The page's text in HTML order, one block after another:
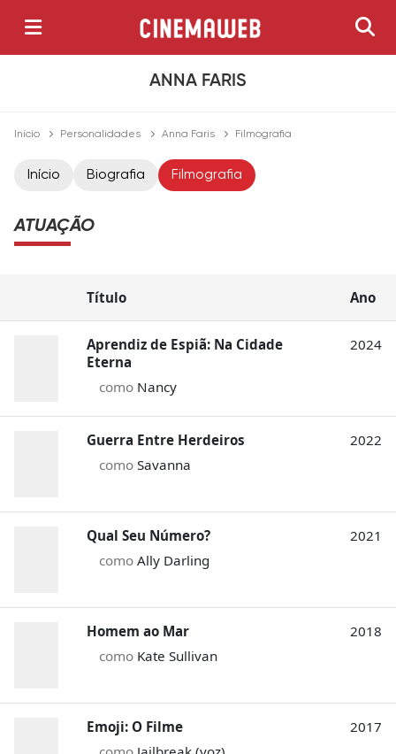
ANNA FARIS
Início Personalidades Anna Faris Filmografia
Início Biografia Filmografia
ATUAÇÃO
Título Ano
Aprendiz de Espiã: Na Cidade
Eterna
como Nancy
2024
Guerra Entre Herdeiros
como Savanna
2022
Qual Seu Número?
como Ally Darling
2021
Homem ao Mar
como Kate Sullivan
2018
Emoji: O Filme
2017